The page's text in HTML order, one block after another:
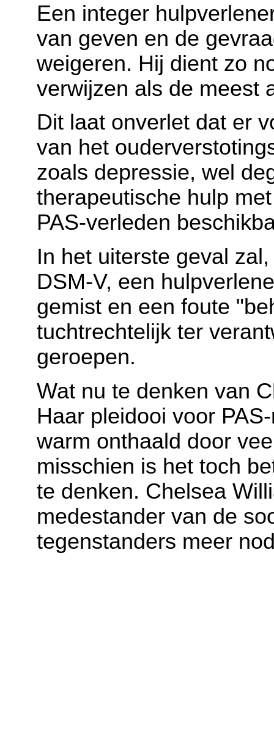
Een integer
van geven en de
weigeren. Hij dient zo
verwijzen als de meest
Dit laat onverlet dat er
van het
zoals depressie, wel
therapeutische hulp
PAS-verleden
In het uiterste geval
DSM-V, een
gemist en een foute
tuchtrechtelijk ter
geroepen.
Wat nu te denken van
Haar pleidooi voor
warm onthaald door
misschien is het toch
te denken. Chelsea
medestander van de
tegenstanders meer